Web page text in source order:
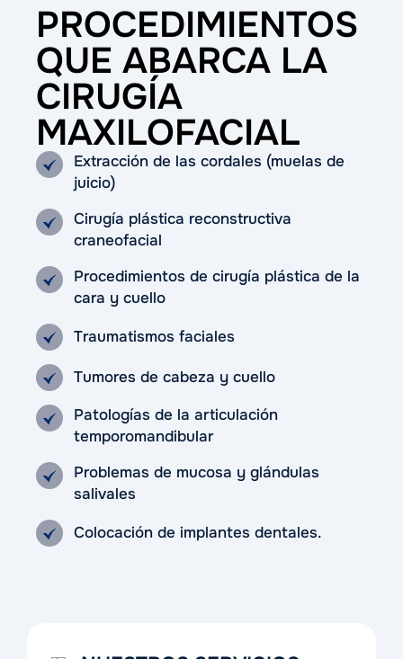
PROCEDIMIENTOS
QUE ABARCA LA
CIRUGÍA
MAXILOFACIAL
Extracción de las cordales (muelas de
juicio)
Cirugía plástica reconstructiva
craneofacial
Procedimientos de cirugía plástica de la
cara y cuello
Traumatismos faciales
Tumores de cabeza y cuello
Patologías de la articulación
temporomandibular
Problemas de mucosa y glándulas
salivales
Colocación de implantes dentales.